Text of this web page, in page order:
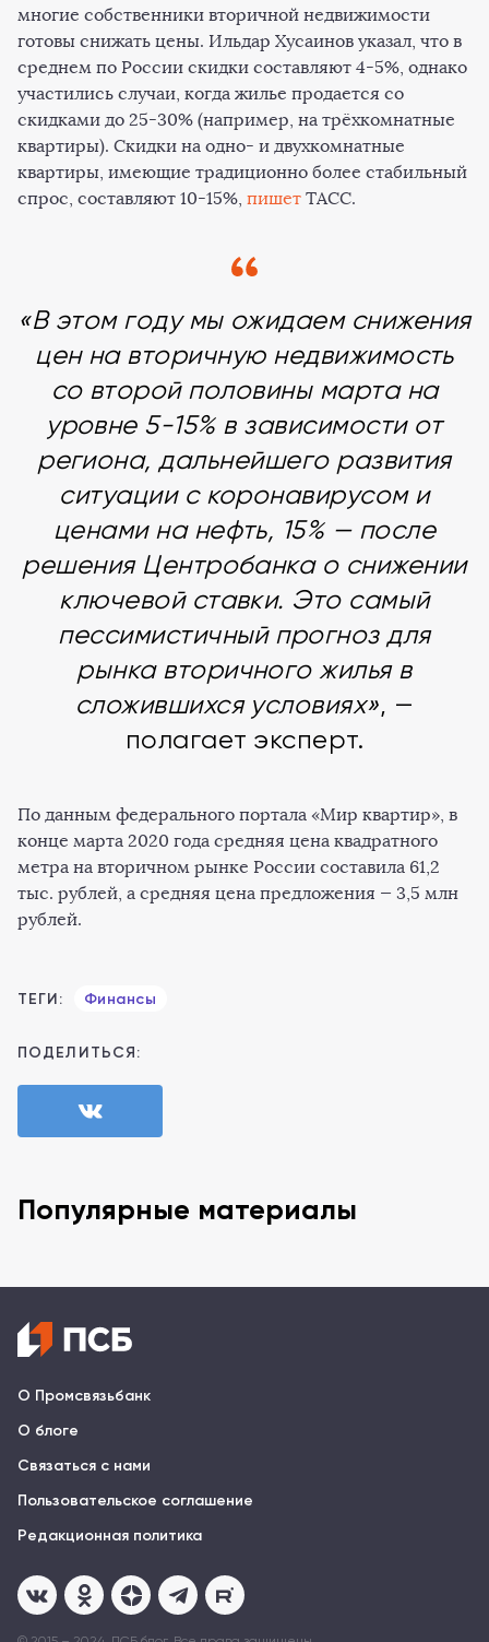
многие собственники вторичной недвижимости
готовы снижать цены. Ильдар Хусаинов указал, что в
среднем по России скидки составляют 4-5%, однако
участились случаи, когда жилье продается со
скидками до 25-30% (например, на трёхкомнатные
квартиры). Скидки на одно- и двухкомнатные
квартиры, имеющие традиционно более стабильный
спрос, составляют 10-15%, пишет ТАСС.
«В этом году мы ожидаем снижения
цен на вторичную недвижимость
со второй половины марта на
уровне 5-15% в зависимости от
региона, дальнейшего развития
ситуации с коронавирусом и
ценами на нефть, 15% — после
решения Центробанка о снижении
ключевой ставки. Это самый
пессимистичный прогноз для
рынка вторичного жилья в
сложившихся условиях», —
полагает эксперт.
По данным федерального портала «Мир квартир», в
конце марта 2020 года средняя цена квадратного
метра на вторичном рынке России составила 61,2
тыс. рублей, а средняя цена предложения — 3,5 млн
рублей.
ТЕГИ: Финансы
ПОДЕЛИТЬСЯ:
Популярные материалы
О Промсвязьбанк
О блоге
Связаться с нами
Пользовательское соглашение
Редакционная политика